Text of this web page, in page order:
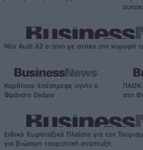
Νέο Audi A2 e-tron με στόχο την κορυφή
Καρδίτσα: Επέστρεψε υγιής ο
Φράνσις Οκόρο
στη
Ειδικό Χωροταξικό Πλαίσιο για τον
για βιώσιμη τουριστική ανάπτυξη